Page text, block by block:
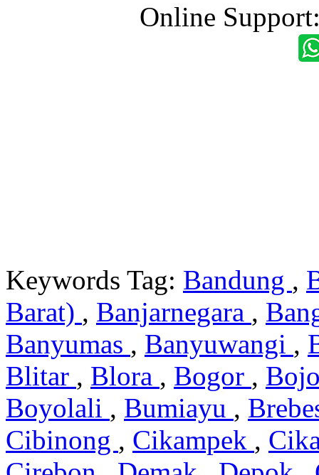
Online
Keywords Tag: Bandung ,
Barat) , Banjarnegara ,
Banyumas , Banyuwangi ,
Blitar , Blora , Bogor ,
Boyolali , Bumiayu ,
Cibinong , Cikampek ,